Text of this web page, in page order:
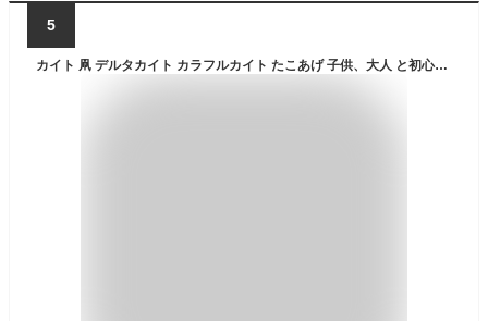
5
カイト 凧 デルタカイト カラフルカイト たこあげ 子供、大人 と初心者のための凧 三角凧 凧揚げ 微風で揚がる オーロラ